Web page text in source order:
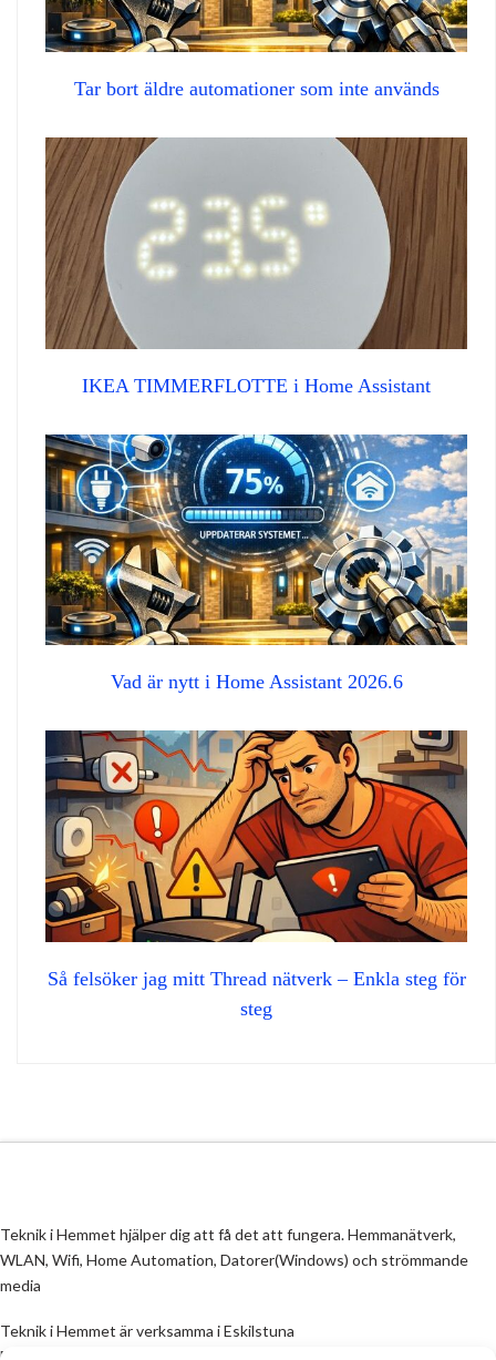
Tar bort äldre automationer som inte används
IKEA TIMMERFLOTTE i Home Assistant
Vad är nytt i Home Assistant 2026.6
Så felsöker jag mitt Thread nätverk – Enkla steg för
steg
Teknik i Hemmet hjälper dig att få det att fungera. Hemmanätverk,
WLAN, Wifi, Home Automation, Datorer(Windows) och strömmande
media
Teknik i Hemmet är verksamma i Eskilstuna